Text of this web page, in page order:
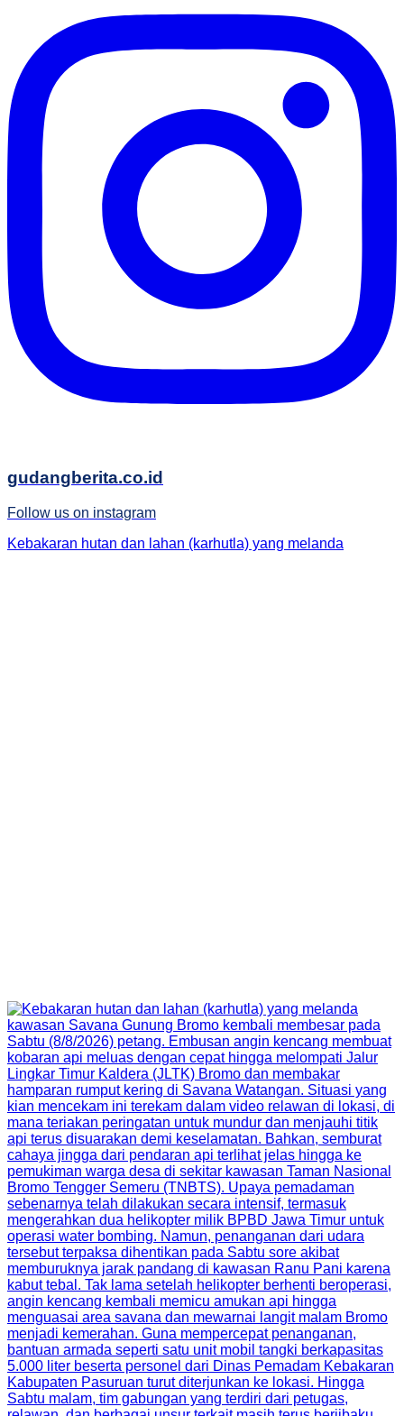
gudangberita.co.id
Follow us on instagram
Kebakaran hutan dan lahan (karhutla) yang melanda